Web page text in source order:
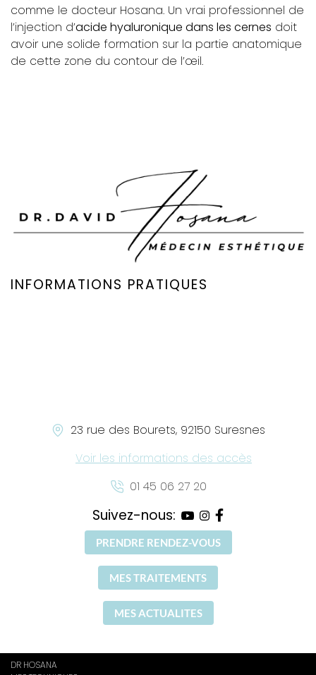
comme le docteur Hosana. Un vrai professionnel de
l’injection d’acide hyaluronique dans les cernes doit
avoir une solide formation sur la partie anatomique
de cette zone du contour de l’œil.
INFORMATIONS PRATIQUES
23 rue des Bourets, 92150 Suresnes
Voir les informations des accès
01 45 06 27 20
MES TRAITEMENTS
MES ACTUALITES
Suivez-nous:
PRENDRE RENDEZ-VOUS
DR HOSANA